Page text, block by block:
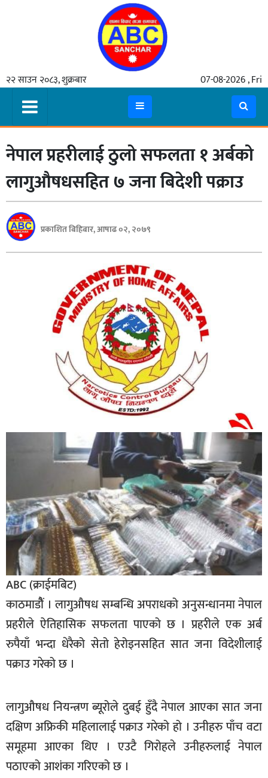
२२ साउन २०८३, शुक्रबार 07-08-2026 , Fri
समाचार
मुख्य
समाचार
कुटनीती
अर्थ
रसरङ्ग
यौन/
स्वास्थ्य
पत्रपत्रिका
जीवनशैली
साहित्य
सूचना-
प्रवधि
नेपाल प्रहरीलाई ठुलो सफलता १ अर्बको
लागुऔषधसहित ७ जना बिदेशी पक्राउ
प्रकाशित बिहिबार, आषाढ ०२, २०७९
ABC (क्राईमबिट)
काठमाडौैं । लागुऔषध सम्बन्धि अपराधको अनुसन्धानमा नेपाल
प्रहरीले ऐतिहासिक सफलता पाएको छ । प्रहरीले एक अर्ब
रुपैयाँ भन्दा धेरैको सेतो हेरोइनसहित सात जना विदेशीलाई
पक्राउ गरेको छ ।
लागुऔषध नियन्त्रण ब्यूरोले दुबई हुँदै नेपाल आएका सात जना
दक्षिण अफ्रिकी महिलालाई पक्राउ गरेको हो । उनीहरु पाँच वटा
समूहमा आएका थिए । एउटै गिरोहले उनीहरुलाई नेपाल
पठाएको आशंका गरिएको छ ।